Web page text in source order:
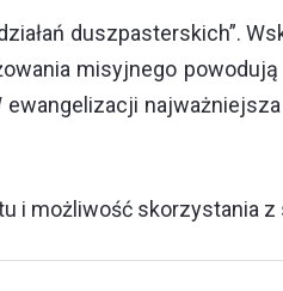
duszpasterskich”.
misyjnego
i możliwość skorzystania